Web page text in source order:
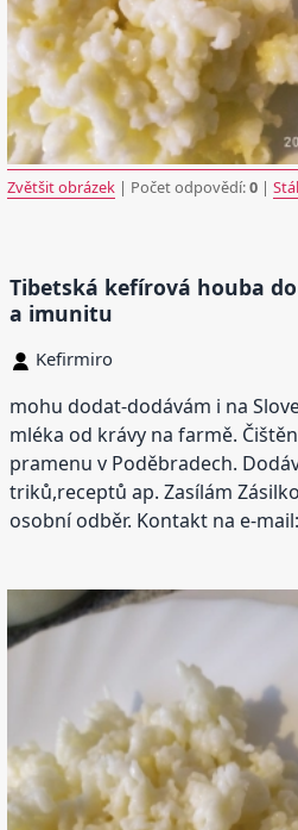
Zvětšit obrázek | Počet odpovědí:0 |
Tibetská kefírová houba
a imunitu
Kefirmiro
mohu dodat-dodávám i na
mléka od krávy na farmě.
pramenu v Poděbradech.
triků,receptů ap. Zasílám
osobní odběr. Kontakt na e-mail: